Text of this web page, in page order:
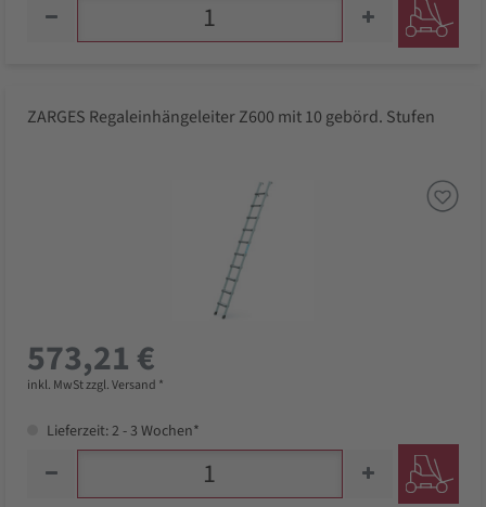
ZARGES Regaleinhängeleiter Z600 mit 10 gebörd. Stufen
573,21 €
inkl. MwSt zzgl. Versand *
Lieferzeit: 2 - 3 Wochen*